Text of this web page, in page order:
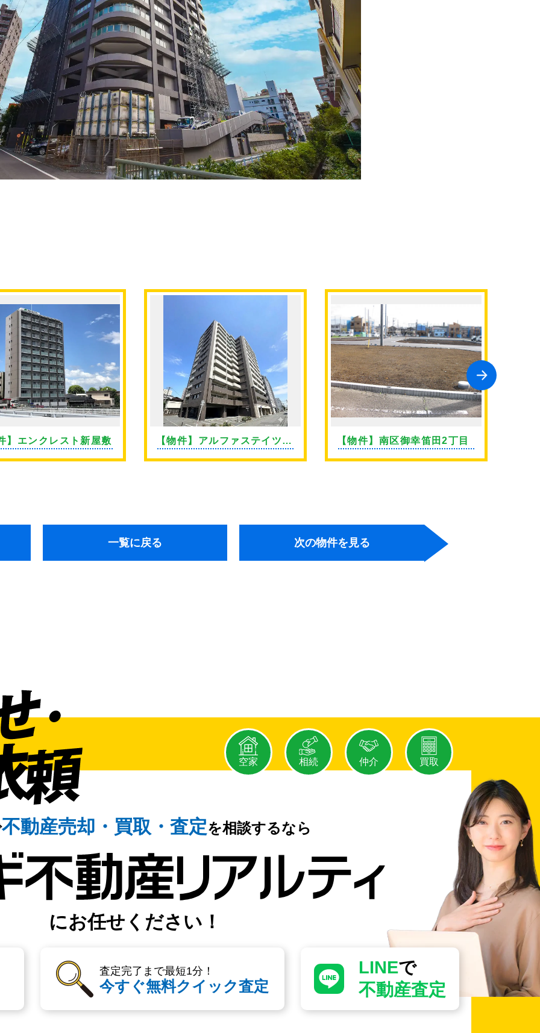
】エンクレスト新屋敷
【物件】アルファステイツ上
通東
【物件】南区御幸笛田2丁目
一覧に戻る 次の物件を見る
空家 相続 仲介 買取
不動産売却・ 買取・査定を相談するなら
にお任せください！
査定完了まで最短1分！
今すぐ無料クイック査定
LINEで
不動産査定